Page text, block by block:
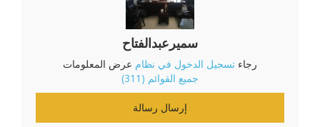
سميرعبدالفتاح
رجاء تسجيل الدخول في نظام عرض المعلومات
جميع القوائم (311)
إرسال رسالة